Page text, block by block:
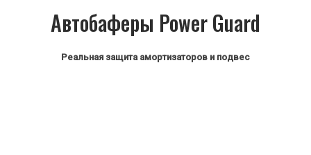
Автобаферы Power Guard
Реальная защита амортизаторов и подвес